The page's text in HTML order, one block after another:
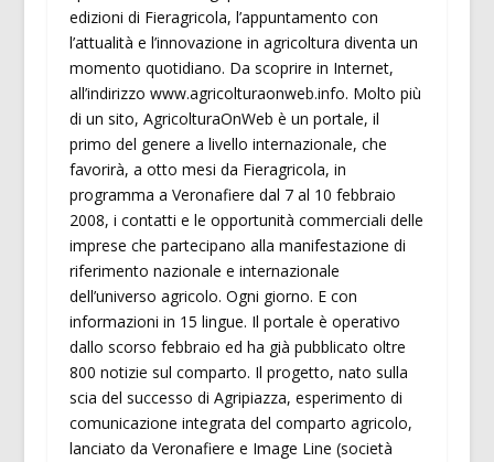
edizioni di Fieragricola, l’appuntamento con
l’attualità e l’innovazione in agricoltura diventa un
momento quotidiano. Da scoprire in Internet,
all’indirizzo www.agricolturaonweb.info. Molto più
di un sito, AgricolturaOnWeb è un portale, il
primo del genere a livello internazionale, che
favorirà, a otto mesi da Fieragricola, in
programma a Veronafiere dal 7 al 10 febbraio
2008, i contatti e le opportunità commerciali delle
imprese che partecipano alla manifestazione di
riferimento nazionale e internazionale
dell’universo agricolo. Ogni giorno. E con
informazioni in 15 lingue. Il portale è operativo
dallo scorso febbraio ed ha già pubblicato oltre
800 notizie sul comparto. Il progetto, nato sulla
scia del successo di Agripiazza, esperimento di
comunicazione integrata del comparto agricolo,
lanciato da Veronafiere e Image Line (società